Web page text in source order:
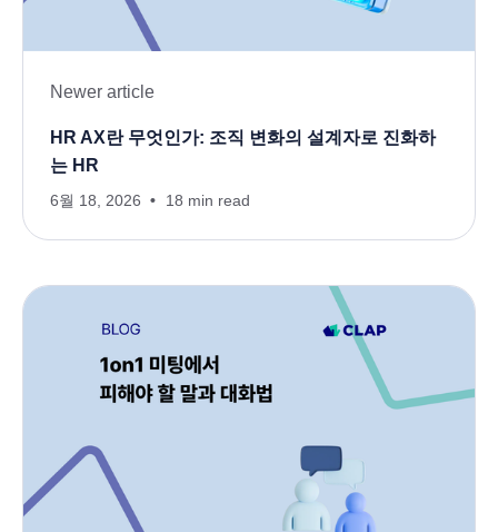
Newer article
HR AX란 무엇인가: 조직 변화의 설계자로 진화하
는 HR
6월 18, 2026 18 min read